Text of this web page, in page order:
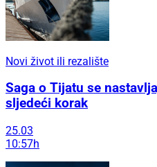
Novi život ili rezalište
Saga o Tijatu se
sljedeći korak
25.03
10:57h